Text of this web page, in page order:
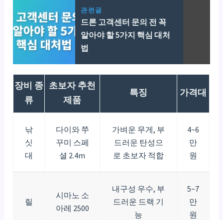
관련글
드론 고객센터 문의 전 꼭
알아야 할 5가지 핵심 대처
법
장비 종
류
초보자 추천
제품
특징 가격대
낚
싯
대
다이와 쭈
꾸미 스페
셜 2.4m
가벼운 무게, 부
드러운 탄성으
로 초보자 적합
4~6
만
원
릴
시마노 소
아레 2500
내구성 우수, 부
드러운 드랙 기
능
5~7
만
원